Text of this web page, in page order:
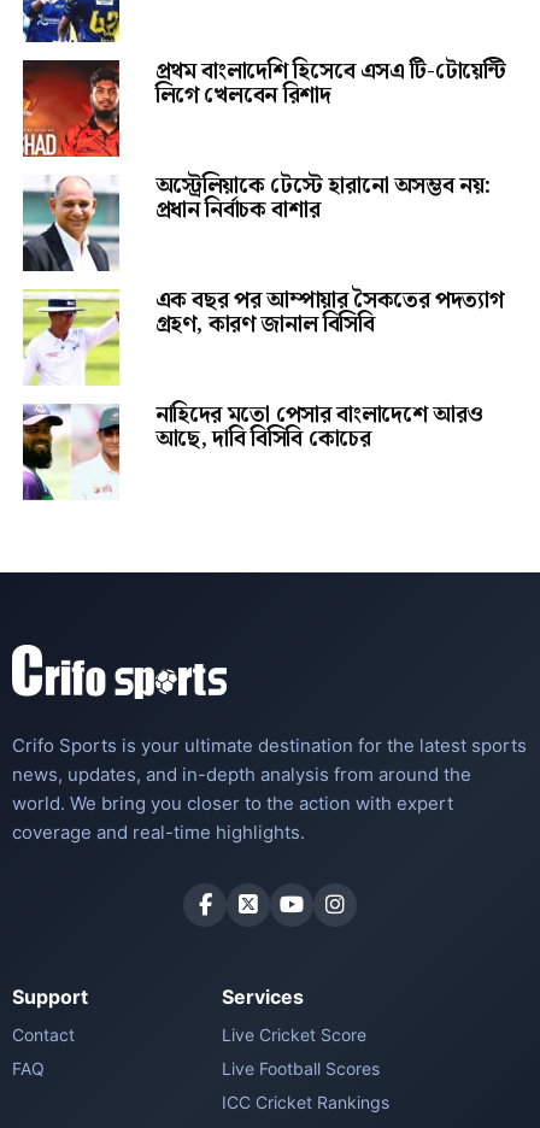
প্রথম বাংলাদেশি হিসেবে এসএ টি-টোয়েন্টি
লিগে খেলবেন রিশাদ
অস্ট্রেলিয়াকে টেস্টে হারানো অসম্ভব নয়:
প্রধান নির্বাচক বাশার
এক বছর পর আম্পায়ার সৈকতের পদত্যাগ
গ্রহণ, কারণ জানাল বিসিবি
নাহিদের মতো পেসার বাংলাদেশে আরও
আছে, দাবি বিসিবি কোচের
Crifo Sports is your ultimate destination for the latest sports
news, updates, and in-depth analysis from around the
world. We bring you closer to the action with expert
coverage and real-time highlights.
Support
Contact
FAQ
Services
Live Cricket Score
Live Football Scores
ICC Cricket Rankings